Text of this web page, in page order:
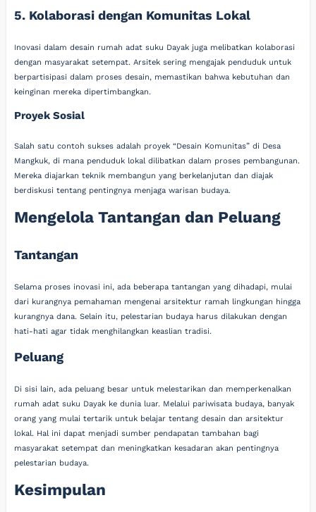
5. Kolaborasi dengan Komunitas Lokal
Inovasi dalam desain rumah adat suku Dayak juga melibatkan kolaborasi
dengan masyarakat setempat. Arsitek sering mengajak penduduk untuk
berpartisipasi dalam proses desain, memastikan bahwa kebutuhan dan
keinginan mereka dipertimbangkan.
Proyek Sosial
Salah satu contoh sukses adalah proyek “Desain Komunitas” di Desa
Mangkuk, di mana penduduk lokal dilibatkan dalam proses pembangunan.
Mereka diajarkan teknik membangun yang berkelanjutan dan diajak
berdiskusi tentang pentingnya menjaga warisan budaya.
Mengelola Tantangan dan Peluang
Tantangan
Selama proses inovasi ini, ada beberapa tantangan yang dihadapi, mulai
dari kurangnya pemahaman mengenai arsitektur ramah lingkungan hingga
kurangnya dana. Selain itu, pelestarian budaya harus dilakukan dengan
hati-hati agar tidak menghilangkan keaslian tradisi.
Peluang
Di sisi lain, ada peluang besar untuk melestarikan dan memperkenalkan
rumah adat suku Dayak ke dunia luar. Melalui pariwisata budaya, banyak
orang yang mulai tertarik untuk belajar tentang desain dan arsitektur
lokal. Hal ini dapat menjadi sumber pendapatan tambahan bagi
masyarakat setempat dan meningkatkan kesadaran akan pentingnya
pelestarian budaya.
Kesimpulan